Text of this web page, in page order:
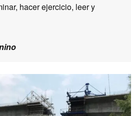
hacer ejercicio, leer y